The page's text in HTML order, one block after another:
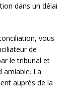
dans un délai
vous
de
le tribunal et
amiable. La
auprès de la